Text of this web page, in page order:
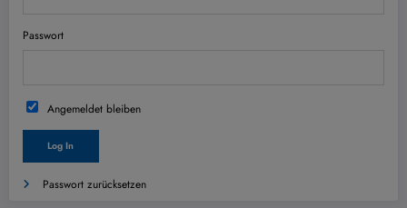
Passwort
Angemeldet bleiben
Passwort zurücksetzen